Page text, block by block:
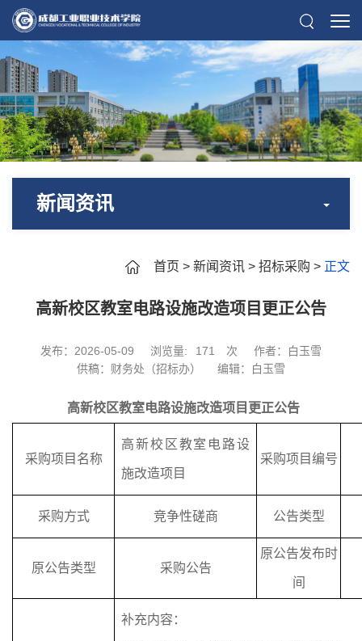
新闻资讯
首页 > 新闻资讯 > 招标采购 > 正文
高新校区教室电路设施改造项目更正公告
发布：2026-05-09 浏览量: 171 次
作者：白玉雪
供稿：财务处（招标办）
编辑：白玉雪
高新校区教室电路设施改造项目 更正公告
采购项目名称
高新校区教室电路设
施改造项目
采购项目编号
采购方式 竞争性磋商 公告类型
原公告类型 采购公告
原公告发布时
间
补充内容：